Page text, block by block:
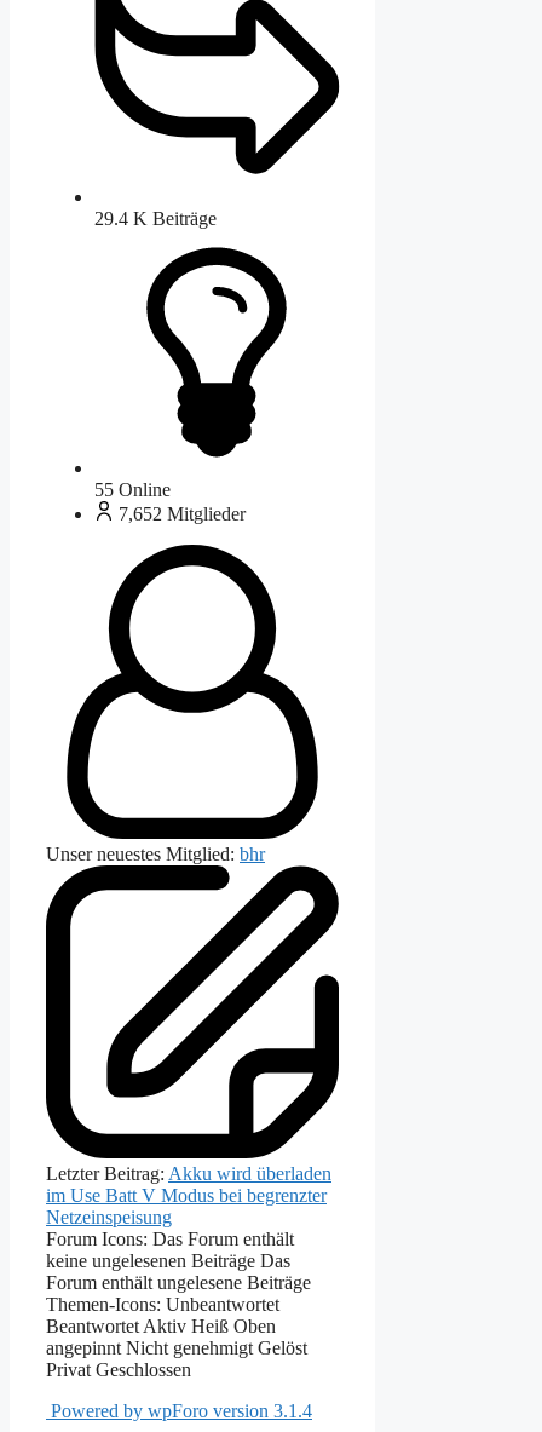
29.4 K Beiträge
55 Online
7,652 Mitglieder
Unser neuestes Mitglied: bhr
Letzter Beitrag: Akku wird überladen
im Use Batt V Modus bei begrenzter
Netzeinspeisung
Forum Icons: Das Forum enthält
keine ungelesenen Beiträge Das
Forum enthält ungelesene Beiträge
Themen-Icons: Unbeantwortet
Beantwortet Aktiv Heiß Oben
angepinnt Nicht genehmigt Gelöst
Privat Geschlossen
Powered by wpForo version 3.1.4